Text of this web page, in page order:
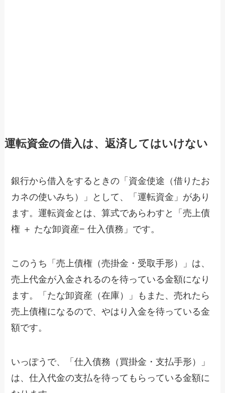
運転資金の借入は、返済してはいけない
銀行から借入をするときの「資金使途（借りたお
カネの使いみち）」として、「運転資金」があり
ます。運転資金とは、算式であらわすと「売上債
権 ＋ たな卸資産− 仕入債務」です。
このうち「売上債権（売掛金・受取手形）」は、
売上代金が入金されるのを待っている金額になり
ます。「たな卸資産（在庫）」もまた、売れたら
売上債権になるので、やはり入金を待っている金
額です。
いっぽうで、「仕入債務（買掛金・支払手形）」
は、仕入代金の支払を待ってもらっている金額に